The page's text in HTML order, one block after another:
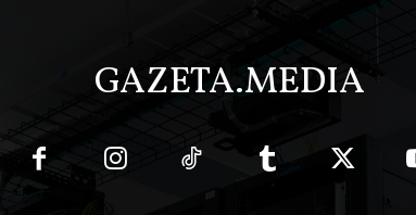
GAZETA.MEDIA